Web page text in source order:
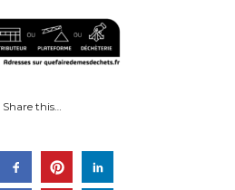
Share this…